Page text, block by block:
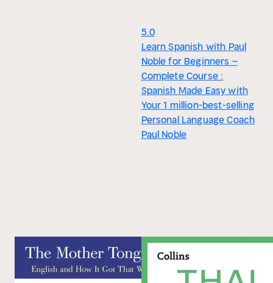
5.0
Learn Spanish with Paul
Noble for Beginners –
Complete Course :
Spanish Made Easy with
Your 1 million-best-selling
Personal Language Coach
Paul Noble